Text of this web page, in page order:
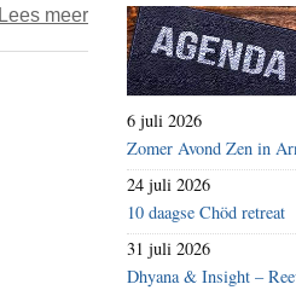
Lees meerover
B’eter:
plantaardige
(cheesecake,
verbeterd
recept)
6 juli 2026
Zomer Avond Zen in
24 juli 2026
10 daagse Chöd retreat
31 juli 2026
Dhyana & Insight –